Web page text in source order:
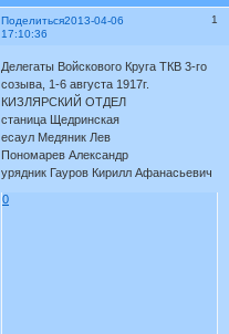
Поделиться 1
2013-04-06
17:10:36
Делегаты Войскового Круга ТКВ 3-го
созыва, 1-6 августа 1917г.
КИЗЛЯРСКИЙ ОТДЕЛ
станица Щедринская
есаул Медяник Лев
Пономарев Александр
урядник Гауров Кирилл Афанасьевич
0